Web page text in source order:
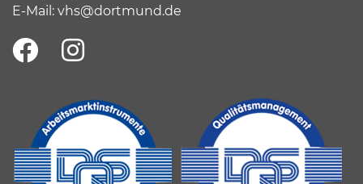
E-Mail: vhs@dortmund.de